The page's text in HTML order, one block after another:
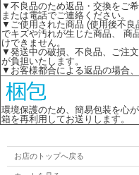
▼不良品のため返品・交換をご
または電話でご連絡ください。
▼ご使用された商品 (使用後不
でキズや汚れが生じた商品、 商
けできません。
▼発送中の破損、不良品、ご注
が負担いたします。
▼お客様都合による返品の場合
環境保護のため、簡易包装を心
箱を再利用してお送りします。
お店のトップへ戻る